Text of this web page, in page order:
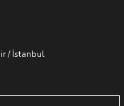
/ İstanbul